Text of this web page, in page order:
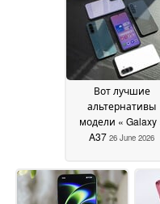
Вот лучшие
альтернативы
модели « Galaxy
A37 26 June 2026